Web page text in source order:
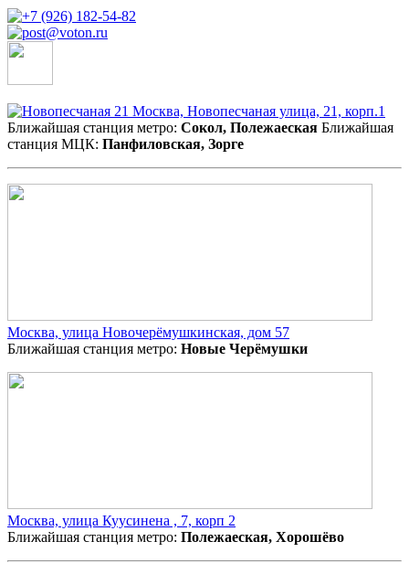
Москва, Новопесчаная улица, 21, корп.1
Ближайшая станция метро: Сокол, Полежаеская Ближайшая
станция МЦК: Панфиловская, Зорге
Москва, улица Новочерёмушкинская, дом 57
Ближайшая станция метро: Новые Черёмушки
Москва, улица Куусинена , 7, корп 2
Ближайшая станция метро: Полежаеская, Хорошёво